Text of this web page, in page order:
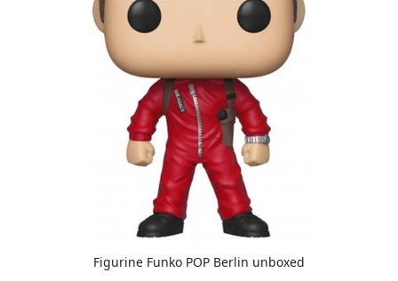
Figurine Funko POP Berlin unboxed